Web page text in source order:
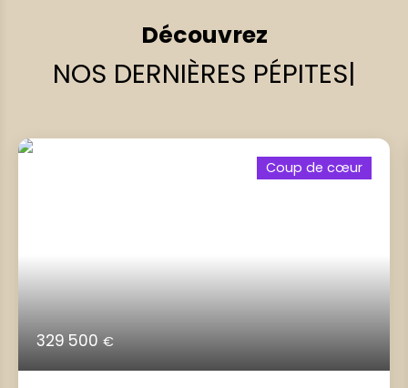
Découvrez
NOS DERNIÈRES PÉPITES|
329 500 €
Coup de cœur